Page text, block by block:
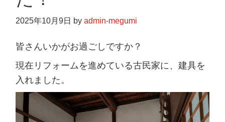
2025年10月9日 byadmin-megumi
皆さんいかがお過ごしですか？
現在リフォームを進めている古民家に、建具を
入れました。